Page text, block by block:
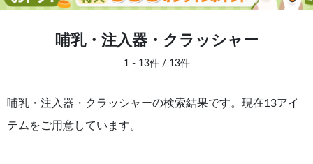
哺乳・注入器・クラッシャー
1 - 13件 / 13件
哺乳・注入器・クラッシャーの検索結果です。現在13アイ
テムをご用意しています。